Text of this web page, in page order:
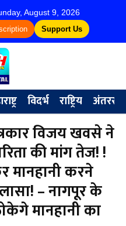
August 9, 2026
Support Us
विदर्भ राष्ट्रिय
विजय खवसे ने
की मांग तेज! !
मानहानी करने
– नागपूर के
मानहानी का